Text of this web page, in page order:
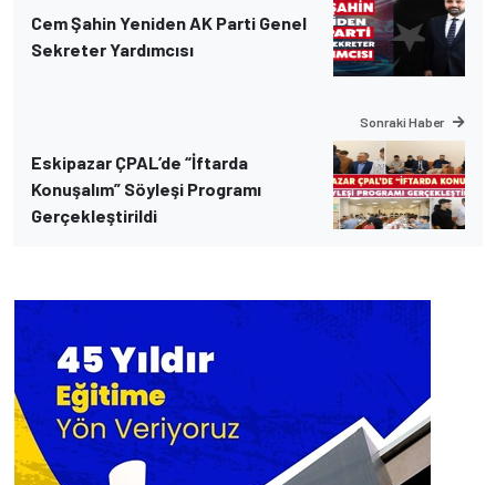
Cem Şahin Yeniden AK Parti Genel
Sekreter Yardımcısı
Sonraki Haber
Eskipazar ÇPAL’de “İftarda
Konuşalım” Söyleşi Programı
Gerçekleştirildi